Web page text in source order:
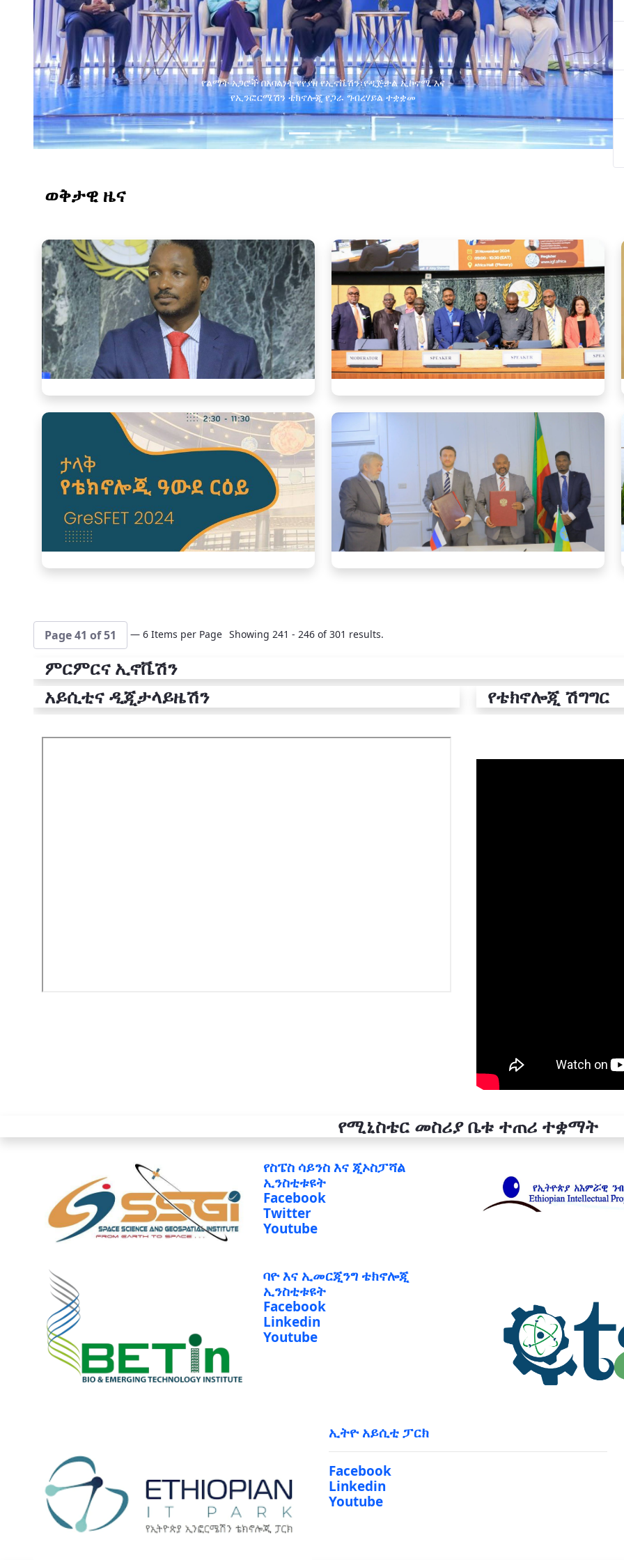
የልማት አጋሮች በአባልነት የየያዘ የኢኖቬሽን፣የዲጅታል ኢኮኖሚ እና
የኢንፎርሜሽን ቴክኖሎጂ የጋራ ግብረሃይል ተቋቋመ
ወቅታዊ ዜና
Page 41 of 51 — 6 Items per Page Showing 241 - 246 of 301 results.
ምርምርና ኢኖቬሽን
አይሲቲና ዲጂታላይዜሽን
የቴክኖሎጂ ሽግግር
የሚኒስቴር መስሪያ ቤቱ ተጠሪ ተቋማት
የስፔስ ሳይንስ እና ጂኦስፓሻል
ኢንስቲቱዩት
Facebook
Twitter
Youtube
ባዮ እና ኢመርጂንግ ቴክኖሎጂ
ኢንስቲቱዩት
Facebook
Linkedin
Youtube
ኢትዮ አይሲቲ ፓርክ
Facebook
Linkedin
Youtube